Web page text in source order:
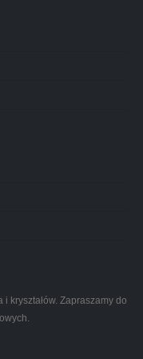
kryształów. Zapraszamy do